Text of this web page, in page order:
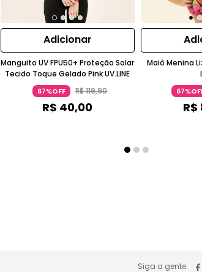
Adicionar
Manguito UV FPU50+ Proteção Solar
Tecido Toque Gelado Pink UV.LINE
67%OFF R$119,90
R$ 40,00
Maiô Menina
R$
Siga a gente: